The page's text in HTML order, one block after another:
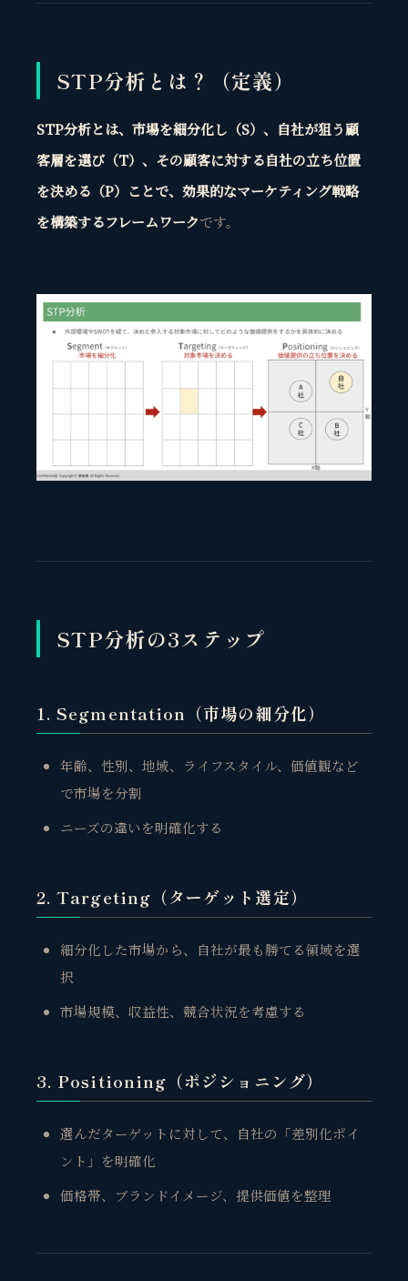
STP分析とは？（定義）
STP分析とは、市場を細分化し（S）、自社が狙う顧
客層を選び（T）、その顧客に対する自社の立ち位置
を決める（P）ことで、効果的なマーケティング戦略
を構築するフレームワークです。
STP分析の3ステップ
1. Segmentation（市場の細分化）
年齢、性別、地域、ライフスタイル、価値観など
で市場を分割
ニーズの違いを明確化する
2. Targeting（ターゲット選定）
細分化した市場から、自社が最も勝てる領域を選
択
市場規模、収益性、競合状況を考慮する
3. Positioning（ポジショニング）
選んだターゲットに対して、自社の「差別化ポイ
ント」を明確化
価格帯、ブランドイメージ、 提供価値を整理